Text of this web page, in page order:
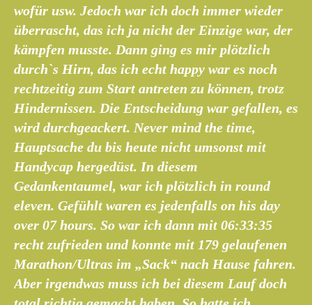
wofür usw. Jedoch war ich doch immer wieder
überrascht, das ich ja nicht der Einzige war, der
kämpfen musste. Dann ging es mir plötzlich
durch`s Hirn, das ich echt happy war es noch
rechtzeitig zum Start antreten zu können, trotz
Hindernissen. Die Entscheidung war gefallen, es
wird durchgeackert. Never mind the time,
Hauptsache du bis heute nicht umsonst mit
Handycap hergedüst. In diesem
Gedankentaumel, war ich plötzlich in round
eleven. Gefühlt waren es jedenfalls on his day
over 07 hours. So war ich dann mit 06:33:35
recht zufrieden und konnte mit 179 gelaufenen
Marathon/Ultras im „Sack“ nach Hause fahren.
Aber irgendwas muss ich bei diesem Lauf doch